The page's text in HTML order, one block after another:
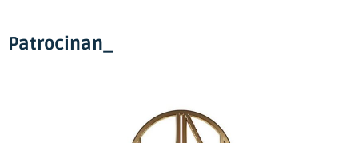
Patrocinan_